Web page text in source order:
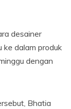
desainer
ke dalam produk
dengan
Bhatia